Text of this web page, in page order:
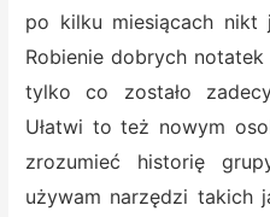
po kilku miesiącach nikt
Robienie dobrych
tylko co zostało
Ułatwi to też nowym
zrozumieć historię
używam narzędzi takich